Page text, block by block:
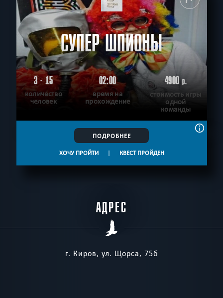
СУПЕР ШПИОНЫ
3 - 15
количество
человек
02:00
время на
прохождение
4900р.
стоимость игры
одной
команды
ПОДРОБНЕЕ
ХОЧУ ПРОЙТИ | КВЕСТ ПРОЙДЕН
АДРЕС
г. Киров, ул. Щорса, 75б